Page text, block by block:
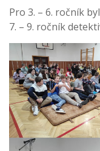
Pro 3. – 6. ročník
7. – 9. ročník